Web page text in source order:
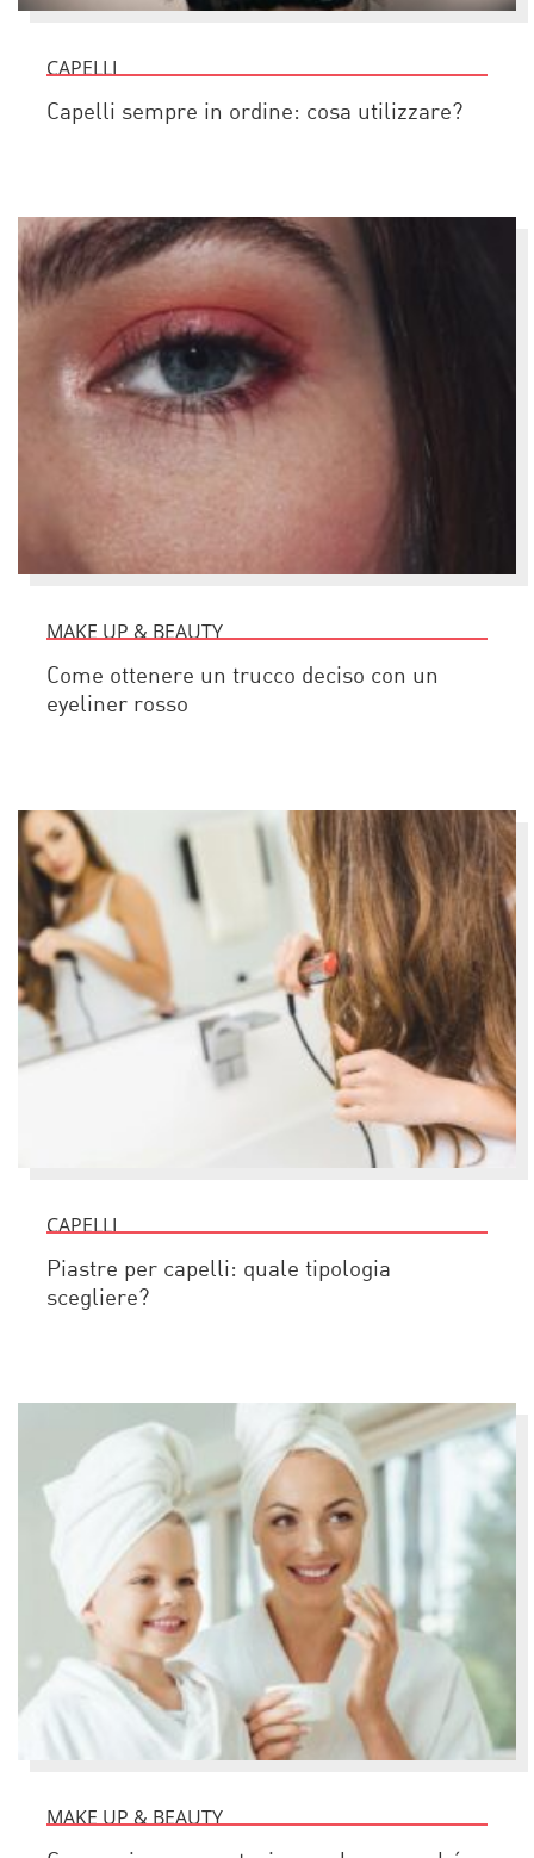
CAPELLI
Capelli sempre in ordine: cosa utilizzare?
MAKE UP & BEAUTY
Come ottenere un trucco deciso con un
eyeliner rosso
CAPELLI
Piastre per capelli: quale tipologia
scegliere?
MAKE UP & BEAUTY